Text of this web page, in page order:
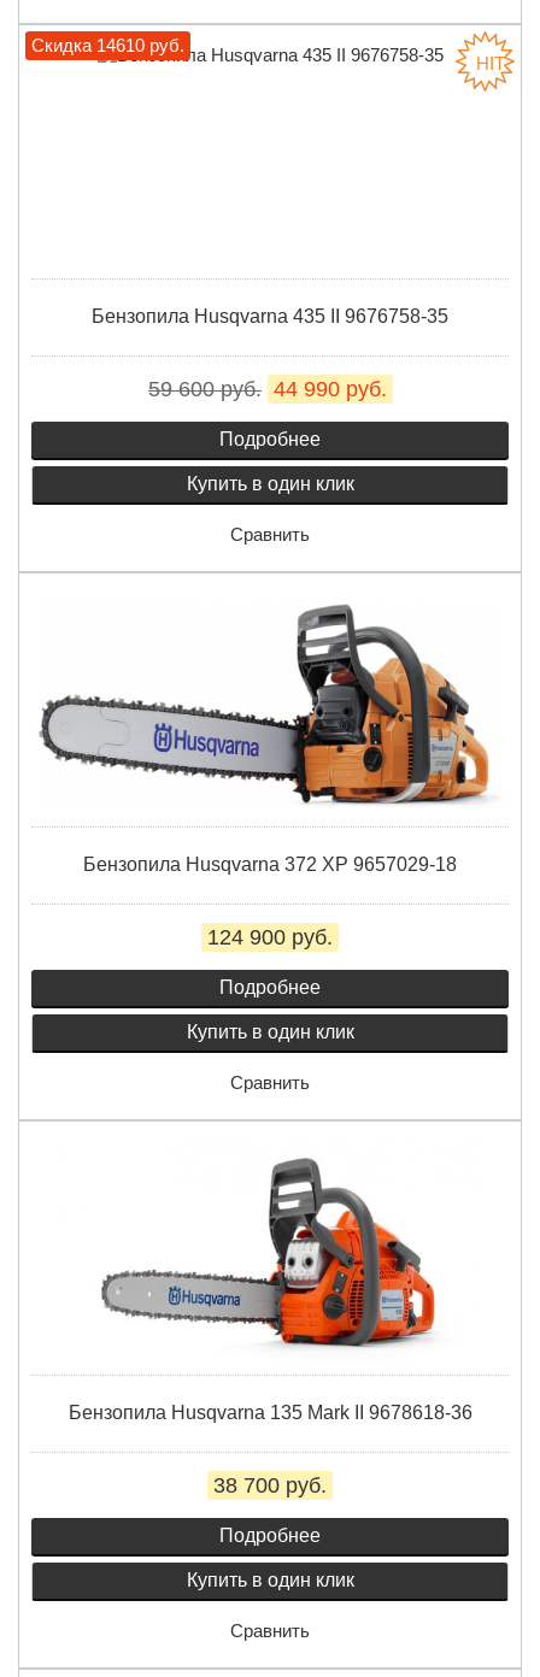
Скидка 14610 руб.
Бензопила Husqvarna 435 II 9676758-35
59 600 руб. 44 990 руб.
Подробнее
Купить в один клик
Сравнить
Бензопила Husqvarna 372 XP 9657029-18
124 900 руб.
Подробнее
Купить в один клик
Сравнить
Бензопила Husqvarna 135 Mark II 9678618-36
38 700 руб.
Подробнее
Купить в один клик
Сравнить